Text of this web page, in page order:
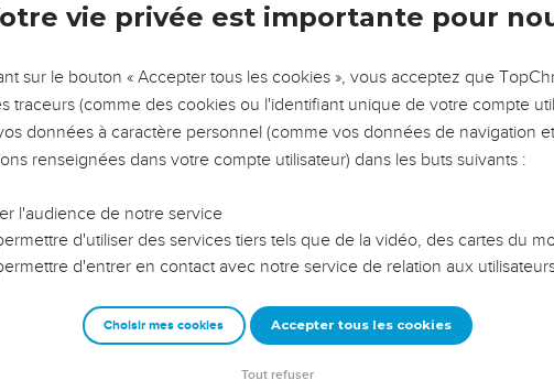
DE L’ANNÉE !
ÉVITER LES VOTRES ?
leur impact, leur foi ou leur vision. Mais on voit
difficiles qu'ils ont traversés, alors même que ce sont
et responsables reviennent sur les erreurs
avancer avec plus de sagesse afin que leurs erreurs
un ministère, une équipe, un groupe ou une famille,
vie privée est importante pour
sur le bouton « Accepter tous les cookies », vous acceptez que
traceurs (comme des cookies ou l'identifiant unique de votre compte
données à caractère personnel (comme vos données de navigation
renseignées dans votre compte utilisateur) dans les buts suivants :
l'audience de notre service
d'utiliser des services tiers tels que de la vidéo, des cartes du
d'entrer en contact avec notre service de relation aux
Choisir mes cookies Accepter tous les cookies
Tout refuser